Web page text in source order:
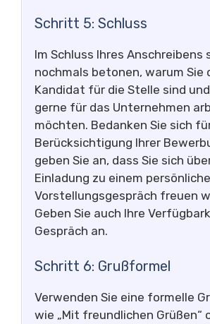
Schritt 5: Schluss
Im Schluss Ihres Anschreibens
nochmals betonen, warum Sie
Kandidat für die Stelle sind
gerne für das Unternehmen
möchten. Bedanken Sie sich
Berücksichtigung Ihrer
geben Sie an, dass Sie sich
Einladung zu einem
Vorstellungsgespräch freuen
Geben Sie auch Ihre
Gespräch an.
Schritt 6: Grußformel
Verwenden Sie eine formelle
wie „Mit freundlichen Grüßen“